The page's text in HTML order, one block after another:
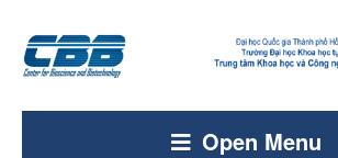
Open Menu